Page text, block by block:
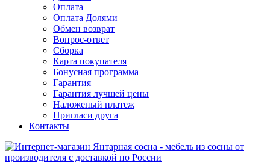
Оплата
Оплата Долями
Обмен возврат
Вопрос-ответ
Сборка
Карта покупателя
Бонусная программа
Гарантия
Гарантия лучшей цены
Наложеный платеж
Пригласи друга
Контакты